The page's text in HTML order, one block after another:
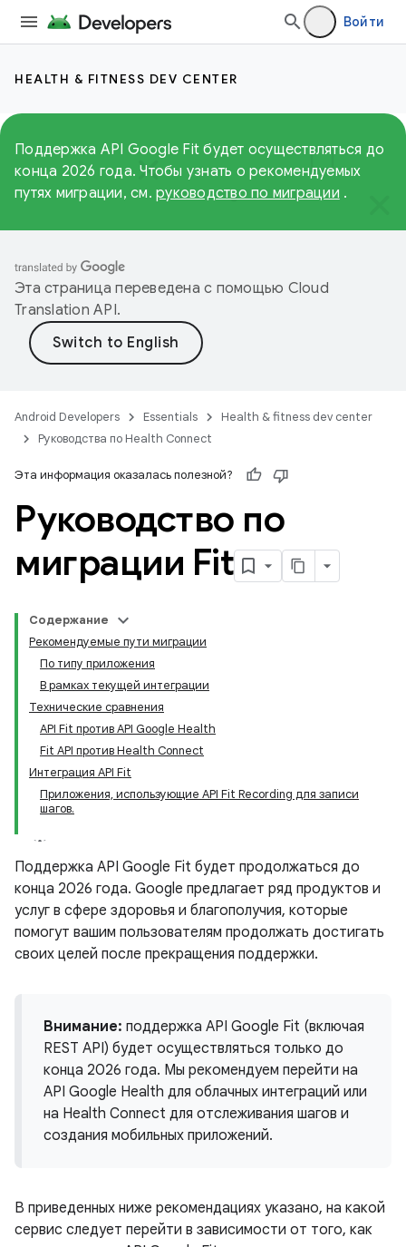
Войти
HEALTH & FITNESS DEV CENTER
Поддержка API Google Fit будет осуществляться до
конца 2026 года. Чтобы узнать о рекомендуемых
путях миграции, см. руководство по миграции .
Эта страница переведена с помощью Cloud
Translation API.
Android Developers Essentials
Health & fitness dev center
Руководства по Health Connect
Эта информация оказалась полезной?
Руководство по
миграции Fit
Содержание
Рекомендуемые пути миграции
По типу приложения
В рамках текущей интеграции
Технические сравнения
API Fit против API Google Health
Fit API против Health Connect
Интеграция API Fit
Приложения, использующие API Fit Recording для записи
шагов.
Поддержка API Google Fit будет продолжаться до
конца 2026 года. Google предлагает ряд продуктов и
услуг в сфере здоровья и благополучия, которые
помогут вашим пользователям продолжать достигать
своих целей после прекращения поддержки.
Внимание: поддержка API Google Fit (включая
REST API) будет осуществляться только до
конца 2026 года. Мы рекомендуем перейти на
API Google Health для облачных интеграций или
на Health Connect для отслеживания шагов и
создания мобильных приложений.
В приведенных ниже рекомендациях указано, на какой
сервис следует перейти в зависимости от того, как